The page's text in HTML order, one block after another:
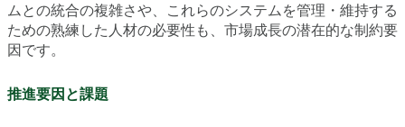
ムとの統合の複雑さや、これらのシステムを管理・維持する
ための熟練した人材の必要性も、市場成長の潜在的な制約要
因です。
推進要因と課題